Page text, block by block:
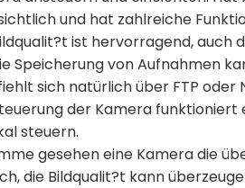
und hat zahlreiche
ist hervorragend, auch
Speicherung von Aufnahmen
sich natürlich über FTP oder
der Kamera funktioniert
steuern.
gesehen eine Kamera die
die Bildqualit?t kann